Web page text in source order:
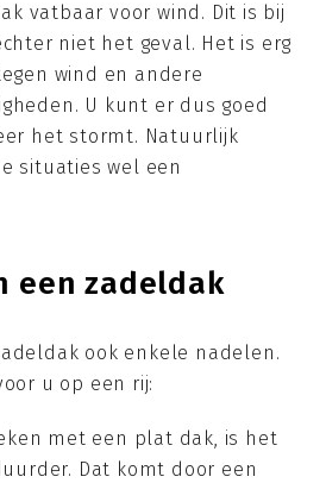
vatbaar voor wind. Dit is bij
niet het geval. Het is erg
wind en andere
U kunt er dus goed
het stormt. Natuurlijk
situaties wel een
een zadeldak
ook enkele nadelen.
u op een rij:
met een plat dak, is het
Dat komt door een